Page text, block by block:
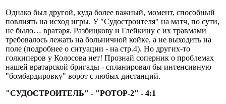
Однако был другой, куда более важный, момент, способный
повлиять на исход игры. У "Судостроителя" на матч, по сути,
не было… вратаря. Разбицкову и Глейкину с их травмами
требовалось лежать на больничной койке, а не выходить на
поле (подробнее о ситуации - на стр.4). Но других-то
голкиперов у Колосова нет! Прознай соперник о проблемах
нашей вратарской бригады - спланировал бы интенсивную
"бомбардировку" ворот с любых дистанций.
"СУДОСТРОИТЕЛЬ" - "РОТОР-2" - 4:1